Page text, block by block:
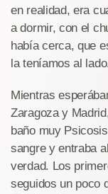
en realidad, era
a dormir, con el
había cerca, que
la teníamos al
Mientras
Zaragoza y
baño muy
sangre y entraba
verdad. Los
seguidos un poco